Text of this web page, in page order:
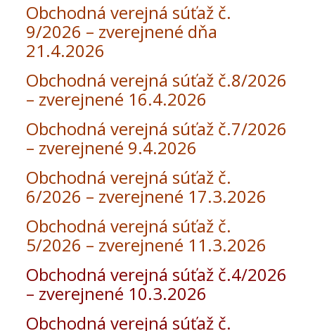
Obchodná verejná súťaž č.
9/2026 – zverejnené dňa
21.4.2026
Obchodná verejná súťaž č.8/2026
– zverejnené 16.4.2026
Obchodná verejná súťaž č.7/2026
– zverejnené 9.4.2026
Obchodná verejná súťaž č.
6/2026 – zverejnené 17.3.2026
Obchodná verejná súťaž č.
5/2026 – zverejnené 11.3.2026
Obchodná verejná súťaž č.4/2026
– zverejnené 10.3.2026
Obchodná verejná súťaž č.